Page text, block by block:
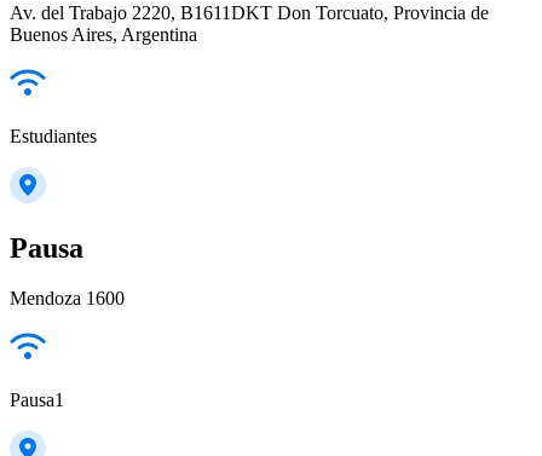
Av. del Trabajo 2220, B1611DKT Don Torcuato, Provincia de
Buenos Aires, Argentina
Estudiantes
Pausa
Mendoza 1600
Pausa1